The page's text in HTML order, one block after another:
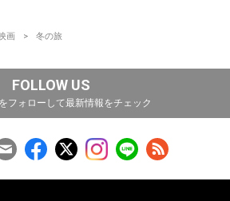
画 冬の旅
FOLLOW US
フォローして最新情報をチェック